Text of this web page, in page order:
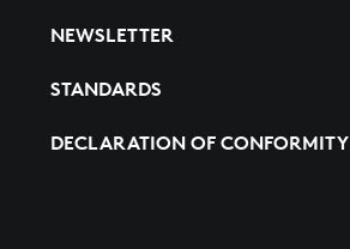
NEWSLETTER
STANDARDS
DECLARATION OF CONFORMITY